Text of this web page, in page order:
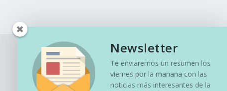
Newsletter
Te enviaremos un resumen los
viernes por la mañana con las
noticias más interesantes de la